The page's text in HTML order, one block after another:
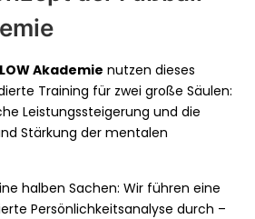
Akademie nutzen dieses
Training für zwei große Säulen:
Leistungssteigerung und die
Stärkung der mentalen
halben Sachen: Wir führen eine
Persönlichkeitsanalyse durch –